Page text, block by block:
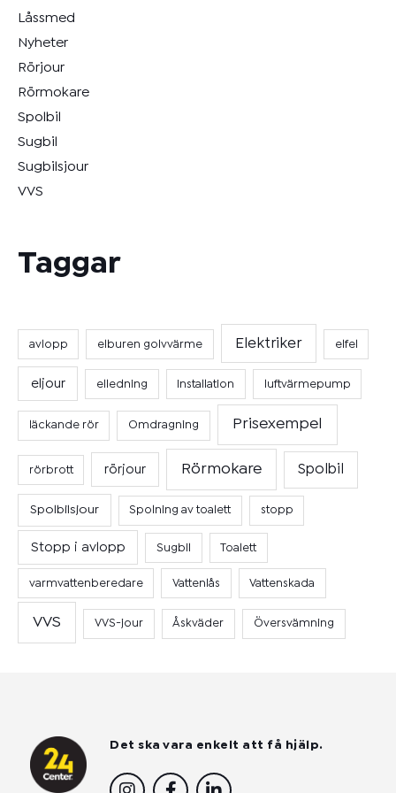
Låssmed
Nyheter
Rörjour
Rörmokare
Spolbil
Sugbil
Sugbilsjour
VVS
Taggar
avlopp elburen golvvärme Elektriker elfel
eljour elledning Installation luftvärmepump
läckande rör Omdragning Prisexempel
rörbrott rörjour Rörmokare Spolbil
Spolbilsjour Spolning av toalett stopp
Stopp i avlopp Sugbil Toalett
varmvattenberedare Vattenlås Vattenskada
VVS VVS-jour Åskväder Översvämning
Det ska vara enkelt att få hjälp.
I
F
L